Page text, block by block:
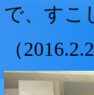
で、すこ
（